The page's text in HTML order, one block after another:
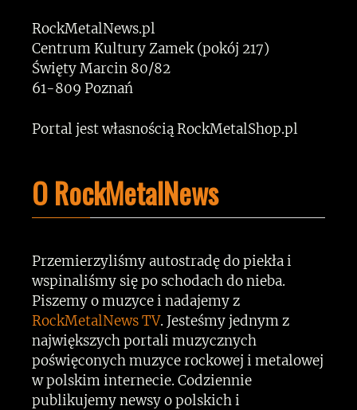
RockMetalNews.pl
Centrum Kultury Zamek (pokój 217)
Święty Marcin 80/82
61-809 Poznań
Portal jest własnością RockMetalShop.pl
O RockMetalNews
Przemierzyliśmy autostradę do piekła i
wspinaliśmy się po schodach do nieba.
Piszemy o muzyce i nadajemy z
RockMetalNews TV. Jesteśmy jednym z
największych portali muzycznych
poświęconych muzyce rockowej i metalowej
w polskim internecie. Codziennie
publikujemy newsy o polskich i